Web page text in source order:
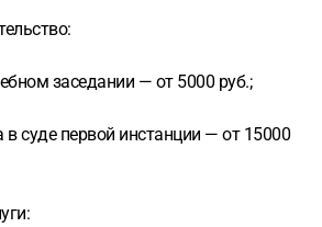
заседании — от 5000 руб.;
в суде первой инстанции — от 15000